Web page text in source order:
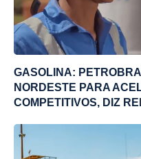
GASOLINA:
NORDESTE PARA
COMPETITIVOS, DIZ